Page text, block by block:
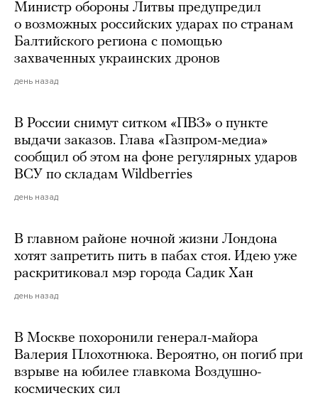
Министр обороны Литвы предупредил
о возможных российских ударах по странам
Балтийского региона с помощью
захваченных украинских дронов
день назад
В России снимут ситком «ПВЗ» о пункте
выдачи заказов. Глава «Газпром-медиа»
сообщил об этом на фоне регулярных ударов
ВСУ по складам Wildberries
день назад
В главном районе ночной жизни Лондона
хотят запретить пить в пабах стоя. Идею уже
раскритиковал мэр города Садик Хан
день назад
В Москве похоронили генерал-майора
Валерия Плохотнюка. Вероятно, он погиб при
взрыве на юбилее главкома Воздушно-
космических сил